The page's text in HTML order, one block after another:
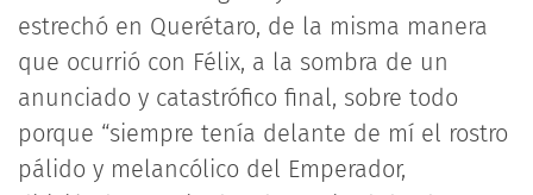
estrechó en Querétaro, de la misma manera
que ocurrió con Félix, a la sombra de un
anunciado y catastrófico final, sobre todo
porque “siempre tenía delante de mí el rostro
pálido y melancólico del Emperador,